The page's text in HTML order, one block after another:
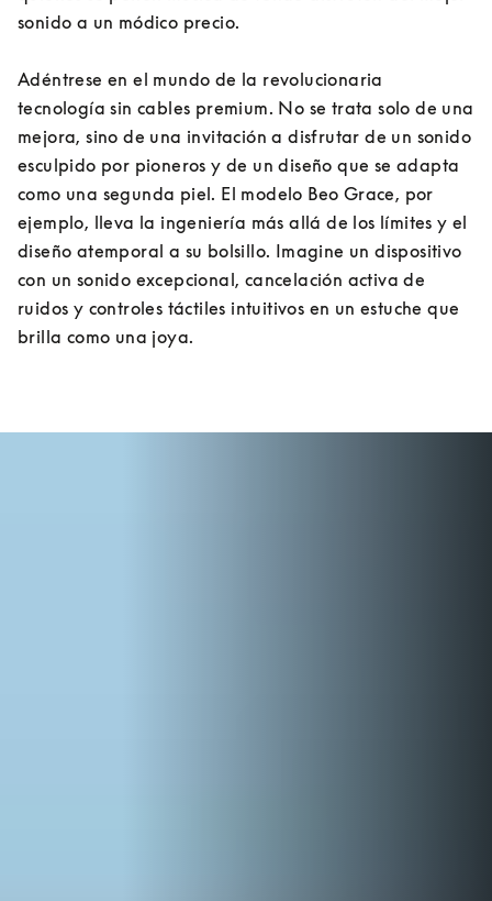
sonido a un módico precio.
Adéntrese en el mundo de la revolucionaria
tecnología sin cables premium. No se trata solo de una
mejora, sino de una invitación a disfrutar de un sonido
esculpido por pioneros y de un diseño que se adapta
como una segunda piel. El modelo Beo Grace, por
ejemplo, lleva la ingeniería más allá de los límites y el
diseño atemporal a su bolsillo. Imagine un dispositivo
con un sonido excepcional, cancelación activa de
ruidos y controles táctiles intuitivos en un estuche que
brilla como una joya.